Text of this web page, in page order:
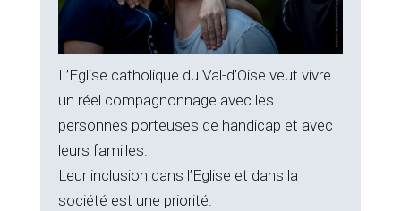
L’Eglise catholique du Val-d’Oise veut vivre
un réel compagnonnage avec les
personnes porteuses de handicap et avec
leurs familles.
Leur inclusion dans l’Eglise et dans la
société est une priorité.